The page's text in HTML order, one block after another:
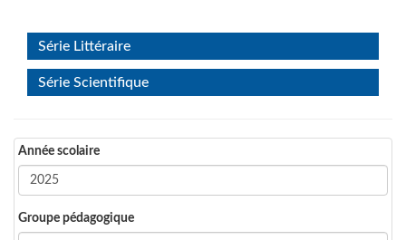
Série Littéraire
Série Scientifique
Année scolaire
Groupe pédagogique